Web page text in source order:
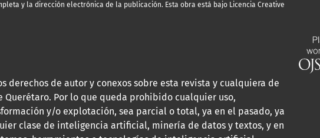
y la dirección electrónica de la publicación. Esta obra está bajo Licencia Creative
derechos de autor y conexos sobre esta revista y cualquiera de
Por lo que queda prohibido cualquier uso,
y/o explotación, sea parcial o total, ya en el pasado, ya
clase de inteligencia artificial, minería de datos y textos, y en